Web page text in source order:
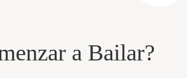
a Bailar?